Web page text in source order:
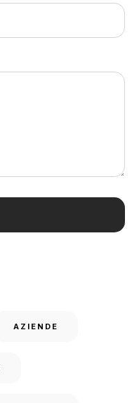
AZIENDE